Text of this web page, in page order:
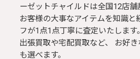
ーゼットチャイルドは全国12店舗
お客様の大事なアイテムを知識と
フが1点1点丁寧に査定いたします。
出張買取や宅配買取など、 お好
も選べます。